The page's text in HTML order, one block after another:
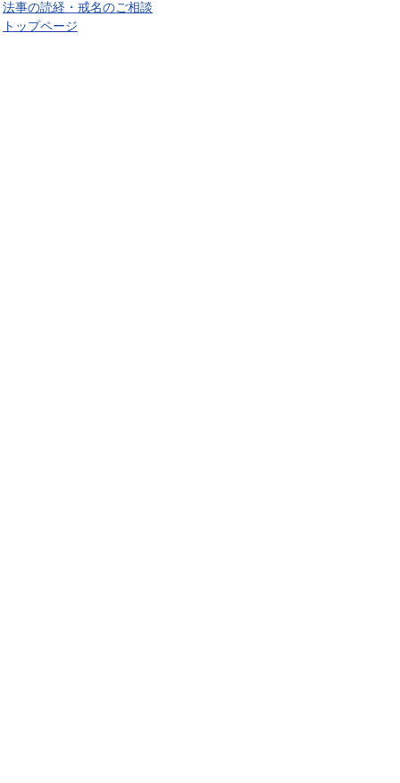
法事の読経・戒名のご相談
トップページ